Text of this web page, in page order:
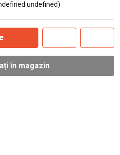
undefined)
în magazin